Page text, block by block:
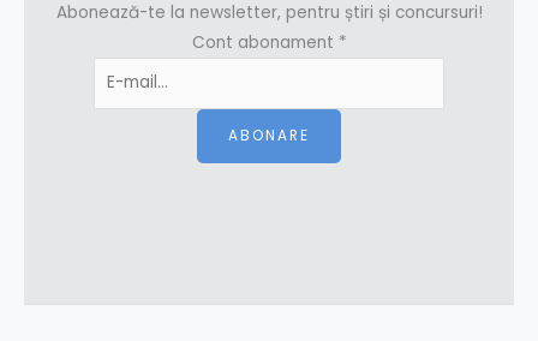
Abonează-te la newsletter, pentru știri și concursuri!
Cont abonament *
ABONARE